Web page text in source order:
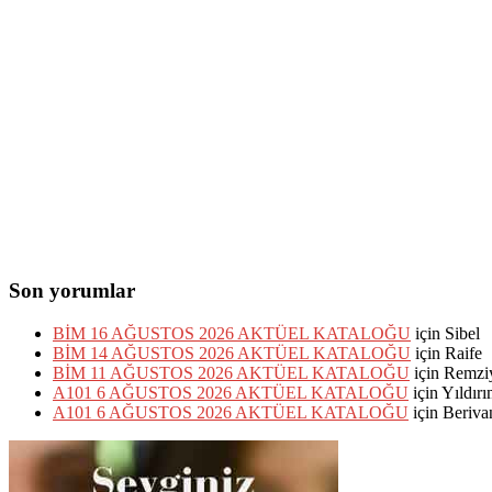
Son yorumlar
BİM 16 AĞUSTOS 2026 AKTÜEL KATALOĞU için Sibel
BİM 14 AĞUSTOS 2026 AKTÜEL KATALOĞU için Raife
BİM 11 AĞUSTOS 2026 AKTÜEL KATALOĞU için
A101 6 AĞUSTOS 2026 AKTÜEL KATALOĞU için
A101 6 AĞUSTOS 2026 AKTÜEL KATALOĞU için